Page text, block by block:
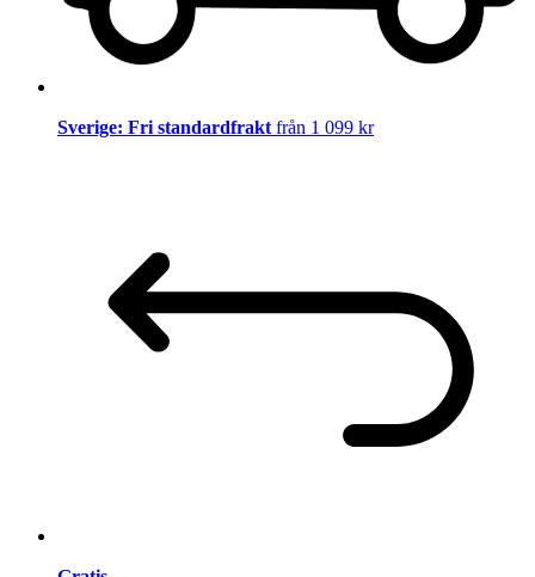
Sverige: Fri standardfrakt från 1 099 kr